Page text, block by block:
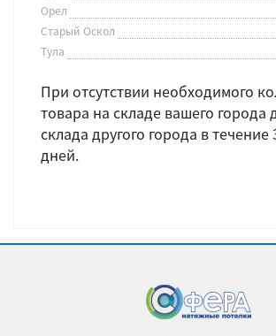
Орел
Старый Оскол
Тула
При отсутствии необходимого
товара на складе вашего города
склада другого города в
дней.